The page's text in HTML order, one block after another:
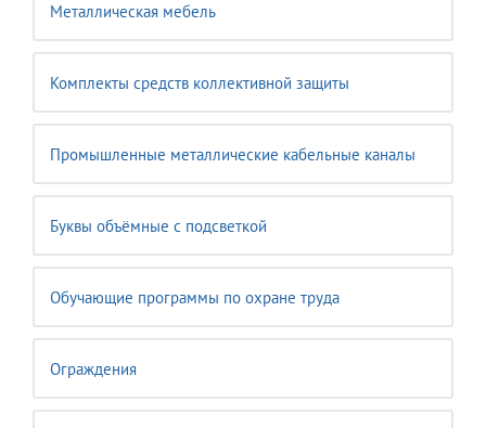
Металлическая мебель
Комплекты средств коллективной защиты
Промышленные металлические кабельные каналы
Буквы объёмные с подсветкой
Обучающие программы по охране труда
Ограждения